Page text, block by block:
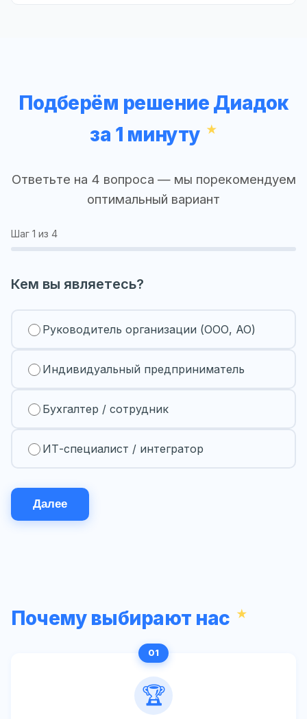
Подберём решение Диадок
за 1 минуту
Ответьте на 4 вопроса — мы порекомендуем
оптимальный вариант
Шаг 1 из 4
Кем вы являетесь?
Руководитель организации (ООО, АО)
Индивидуальный предприниматель
Бухгалтер / сотрудник
ИТ-специалист / интегратор
Далее
Почему выбирают нас
🏆